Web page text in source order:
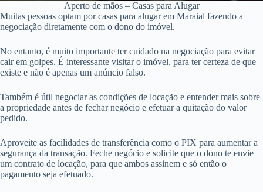
Aperto de mãos – Casas para Alugar
Muitas pessoas optam por casas para alugar em Maraial fazendo a
negociação diretamente com o dono do imóvel.
No entanto, é muito importante ter cuidado na negociação para evitar
cair em golpes. É interessante visitar o imóvel, para ter certeza de que
existe e não é apenas um anúncio falso.
Também é útil negociar as condições de locação e entender mais sobre
a propriedade antes de fechar negócio e efetuar a quitação do valor
pedido.
Aproveite as facilidades de transferência como o PIX para aumentar a
segurança da transação. Feche negócio e solicite que o dono te envie
um contrato de locação, para que ambos assinem e só então o
pagamento seja efetuado.